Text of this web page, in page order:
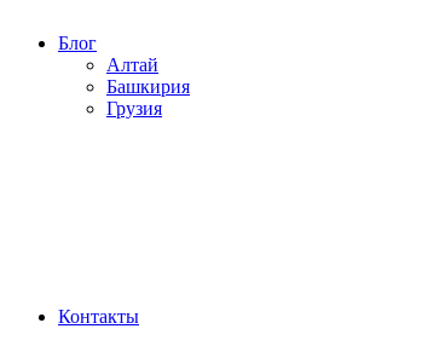
Блог
Алтай
Башкирия
Грузия
Контакты